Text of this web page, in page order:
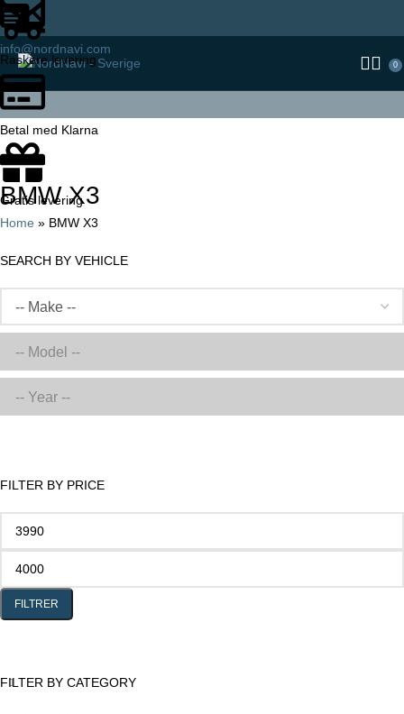
info@nordnavi.com
0
Raskere levering
Betal med Klarna
Gratis levering
BMW X3
Home » BMW X3
SEARCH BY VEHICLE
FILTER BY PRICE
FILTRER
FILTER BY CATEGORY